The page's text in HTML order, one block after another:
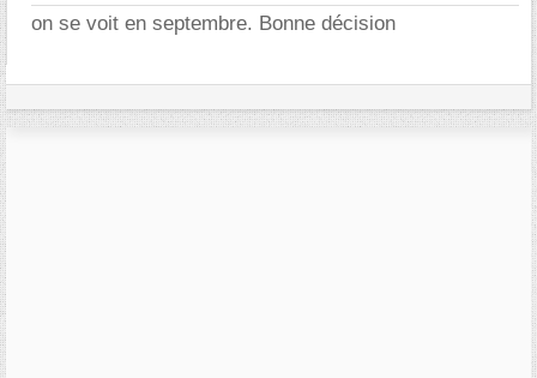
on se voit en septembre. Bonne décision